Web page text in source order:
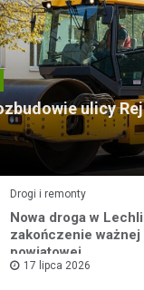
ulicy
Drogi i remonty
Nowa droga w
zakończenie
powiatowej
17 lipca 2026